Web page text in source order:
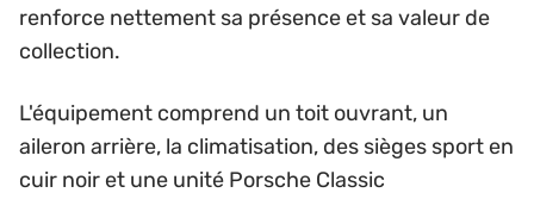
renforce nettement sa présence et sa valeur de
collection.
L'équipement comprend un toit ouvrant, un
aileron arrière, la climatisation, des sièges sport en
cuir noir et une unité Porsche Classic